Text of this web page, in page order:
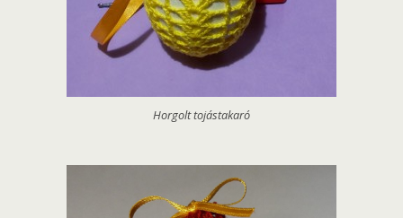
Horgolt tojástakaró